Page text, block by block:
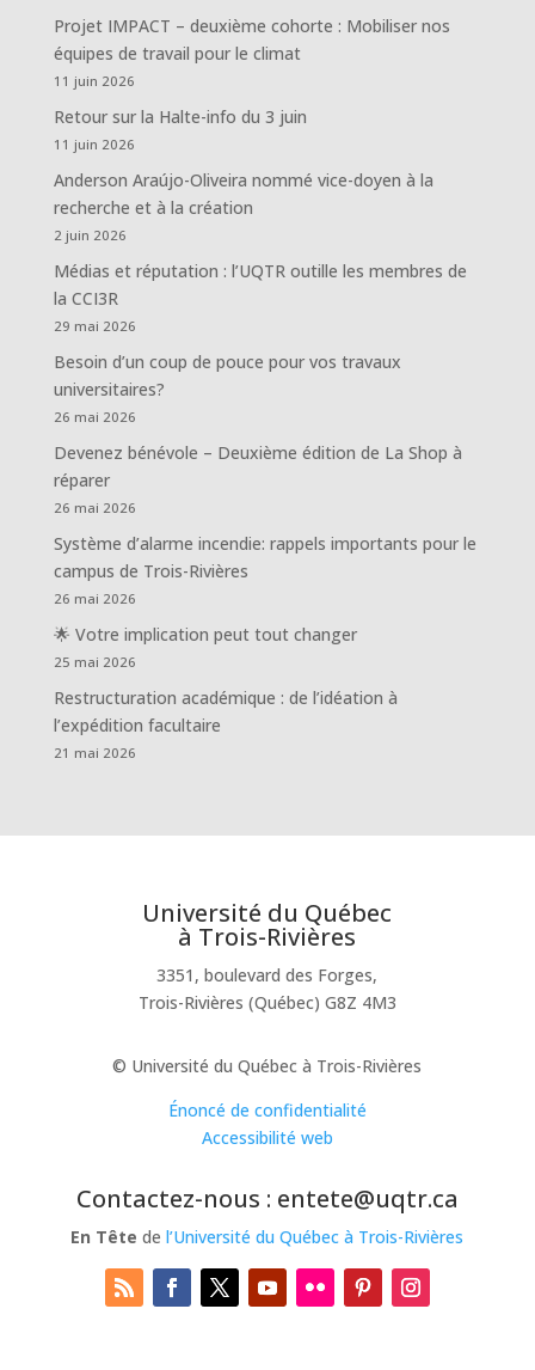
Projet IMPACT – deuxième cohorte : Mobiliser nos
équipes de travail pour le climat
11 juin 2026
Retour sur la Halte-info du 3 juin
11 juin 2026
Anderson Araújo-Oliveira nommé vice-doyen à la
recherche et à la création
2 juin 2026
Médias et réputation : l’UQTR outille les membres de
la CCI3R
29 mai 2026
Besoin d’un coup de pouce pour vos travaux
universitaires?
26 mai 2026
Devenez bénévole – Deuxième édition de La Shop à
réparer
26 mai 2026
Système d’alarme incendie: rappels importants pour le
campus de Trois-Rivières
26 mai 2026
🌟 Votre implication peut tout changer
25 mai 2026
Restructuration académique : de l’idéation à
l’expédition facultaire
21 mai 2026
Université du Québec
à Trois-Rivières
3351, boulevard des Forges,
Trois-Rivières (Québec) G8Z 4M3
© Université du Québec à Trois-Rivières
Énoncé de confidentialité
Accessibilité web
Contactez-nous : entete@uqtr.ca
En Tête del’Université du Québec à Trois-Rivières